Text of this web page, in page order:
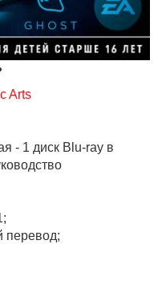
- 1 диск Blu-ray в
перевод;